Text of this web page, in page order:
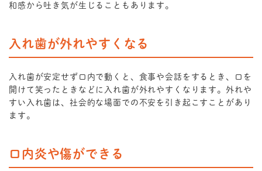
和感から吐き気が生じることもあります。
入れ歯が外れやすくなる
入れ歯が安定せず口内で動くと、食事や会話をするとき、口を
開けて笑ったときなどに入れ歯が外れやすくなります。外れや
すい入れ歯は、社会的な場面での不安を引き起こすことがあり
ます。
口内炎や傷ができる